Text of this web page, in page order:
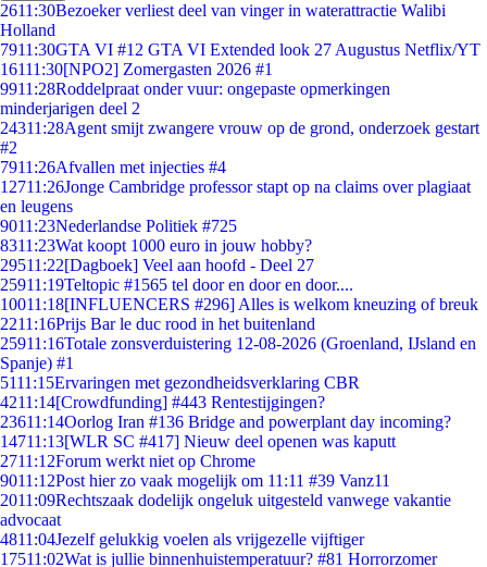
2611:30Bezoeker verliest deel van vinger in waterattractie Walibi
Holland
7911:30GTA VI #12 GTA VI Extended look 27 Augustus Netflix/YT
16111:30[NPO2] Zomergasten 2026 #1
9911:28Roddelpraat onder vuur: ongepaste opmerkingen
minderjarigen deel 2
24311:28Agent smijt zwangere vrouw op de grond, onderzoek gestart
#2
7911:26Afvallen met injecties #4
12711:26Jonge Cambridge professor stapt op na claims over plagiaat
en leugens
9011:23Nederlandse Politiek #725
8311:23Wat koopt 1000 euro in jouw hobby?
29511:22[Dagboek] Veel aan hoofd - Deel 27
25911:19Teltopic #1565 tel door en door en door....
10011:18[INFLUENCERS #296] Alles is welkom kneuzing of breuk
2211:16Prijs Bar le duc rood in het buitenland
25911:16Totale zonsverduistering 12-08-2026 (Groenland, IJsland en
Spanje) #1
5111:15Ervaringen met gezondheidsverklaring CBR
4211:14[Crowdfunding] #443 Rentestijgingen?
23611:14Oorlog Iran #136 Bridge and powerplant day incoming?
14711:13[WLR SC #417] Nieuw deel openen was kaputt
2711:12Forum werkt niet op Chrome
9011:12Post hier zo vaak mogelijk om 11:11 #39 Vanz11
2011:09Rechtszaak dodelijk ongeluk uitgesteld vanwege vakantie
advocaat
4811:04Jezelf gelukkig voelen als vrijgezelle vijftiger
17511:02Wat is jullie binnenhuistemperatuur? #81 Horrorzomer